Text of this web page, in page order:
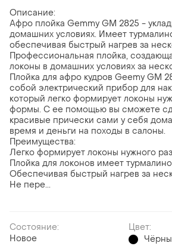
Описание:
Афро плойка Gemmy GM 2825 -
домашних условиях. Имеет
обеспечивая быстрый нагрев за
Профессиональная плойка,
локоны в домашних условиях за
Плойка для афро кудров Geemy GM
собой электрический прибор для
который легко формирует локоны
формы. С ее помощью вы сможете
красивые прически сами у себя
время и деньги на походы в салоны.
Преимущества:
Легко формирует локоны нужного
Плойка для локонов имеет
Обеспечивая быстрый нагрев за
Не пере...
Состояние:
Новое
Цвет: